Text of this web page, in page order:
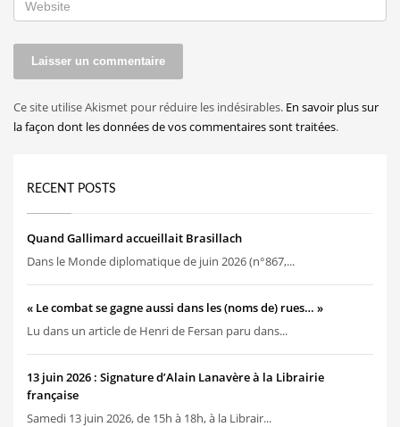
Ce site utilise Akismet pour réduire les indésirables. En savoir plus sur
la façon dont les données de vos commentaires sont traitées.
RECENT POSTS
Quand Gallimard accueillait Brasillach
Dans le Monde diplomatique de juin 2026 (n°867,...
« Le combat se gagne aussi dans les (noms de) rues… »
Lu dans un article de Henri de Fersan paru dans...
13 juin 2026 : Signature d’Alain Lanavère à la Librairie
française
Samedi 13 juin 2026, de 15h à 18h, à la Librair...